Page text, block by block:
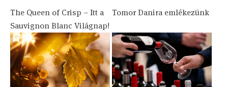
The Queen of Crisp – Itt a
Sauvignon Blanc Világnap!
Tomor Danira emlékezünk